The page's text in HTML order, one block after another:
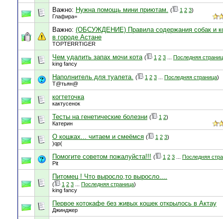
Важно: Нужна помощь мини приютам. ( 1 2 3)
Глафира=
Важно: (ОБСУЖДЕНИЕ) Правила содержания собак и
в городе Астане
TOPTERRTIGER
Чем удалить запах мочи кота ( 1 2 3
Последняя
king fancy
Наполнитель для туалета. ( 1 2 3 Последняя страница)
Т@тьян@
когтеточка
кактусенок
Тесты на генетические болезни ( 1 2)
Катерин
О кошках... читаем и смеёмся ( 1 2 3)
)qp(
Помогите советом пожалуйста!!! ( 1 2 3
Последняя
Pit
Питомец ! Что выросло,то выросло....
( 1 2 3 Последняя страница)
king fancy
Первое котокафе без живых кошек открылось в Актау
Джинджер